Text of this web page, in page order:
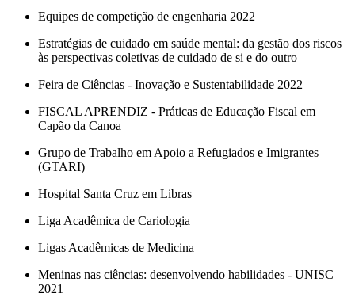
Equipes de competição de engenharia 2022
Estratégias de cuidado em saúde mental: da gestão dos riscos
às perspectivas coletivas de cuidado de si e do outro
Feira de Ciências - Inovação e Sustentabilidade 2022
FISCAL APRENDIZ - Práticas de Educação Fiscal em
Capão da Canoa
Grupo de Trabalho em Apoio a Refugiados e Imigrantes
(GTARI)
Hospital Santa Cruz em Libras
Liga Acadêmica de Cariologia
Ligas Acadêmicas de Medicina
Meninas nas ciências: desenvolvendo habilidades - UNISC
2021